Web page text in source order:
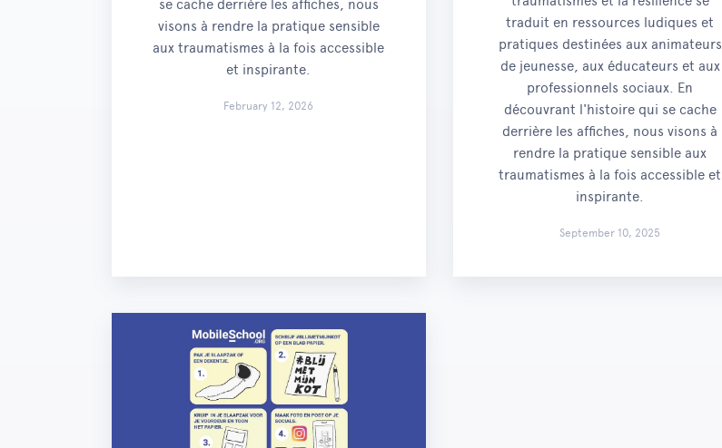
se cache derrière les affiches, nous
visons à rendre la pratique sensible
aux traumatismes à la fois accessible
et inspirante.
February 12, 2026
traduit en ressources ludiques et
pratiques destinées aux animateurs
de jeunesse, aux éducateurs et aux
professionnels sociaux. En
découvrant l'histoire qui se cache
derrière les affiches, nous visons à
rendre la pratique sensible aux
traumatismes à la fois accessible et
inspirante.
September 10, 2025